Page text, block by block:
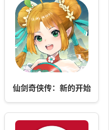
仙剑奇侠传：新的开始